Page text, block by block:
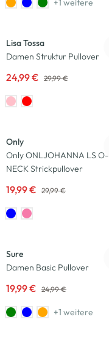
Lisa Tossa
Damen Struktur Pullover
24,99 € 29,99 €
Only
Only ONLJOHANNA LS O-
NECK Strickpullover
19,99 € 29,99 €
Sure
Damen Basic Pullover
19,99 € 24,99 €
+1 weitere